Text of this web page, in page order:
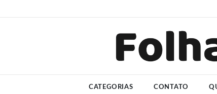
CATEGORIAS CONTATO